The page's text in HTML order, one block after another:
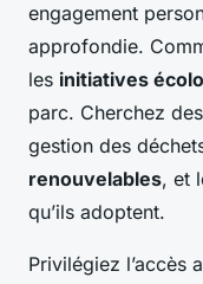
engagement
approfondie.
les initiatives
parc. Cherchez
gestion des
renouvelables, et
qu’ils adoptent.
Privilégiez l’accès